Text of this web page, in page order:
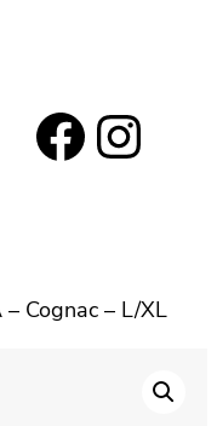
https://www.facebook.com/bohemianlifestyle.be Instagram
Cognac – L/XL